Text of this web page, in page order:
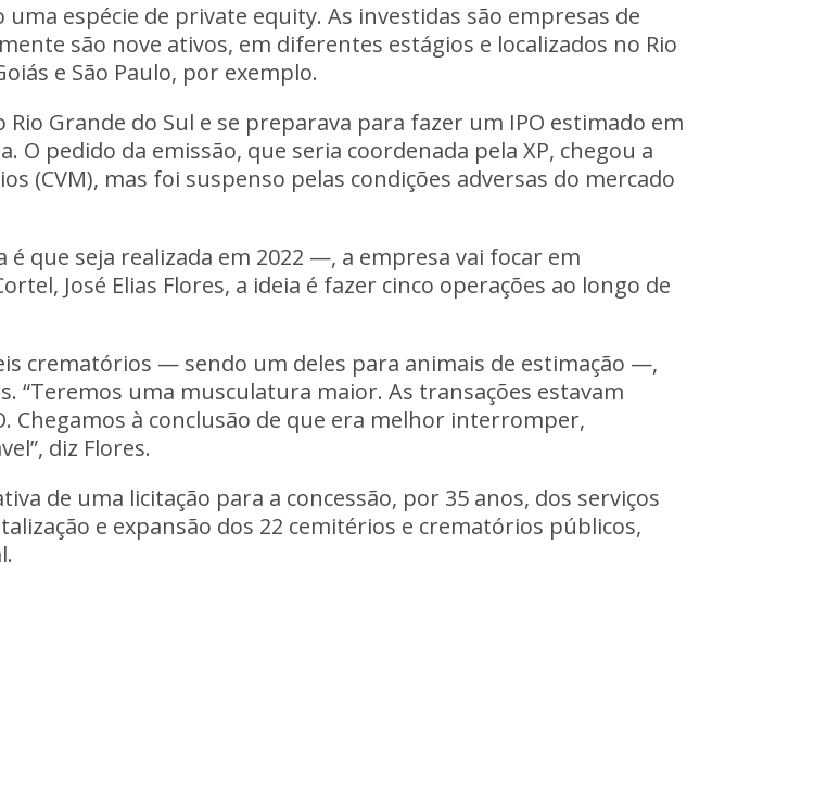
espécie de private equity. As investidas são empresas de
são nove ativos, em diferentes estágios e localizados no Rio
e São Paulo, por exemplo.
Grande do Sul e se preparava para fazer um IPO estimado em
O pedido da emissão, que seria coordenada pela XP, chegou a
(CVM), mas foi suspenso pelas condições adversas do mercado
que seja realizada em 2022 —, a empresa vai focar em
José Elias Flores, a ideia é fazer cinco operações ao longo de
crematórios — sendo um deles para animais de estimação —,
. “Teremos uma musculatura maior. As transações estavam
Chegamos à conclusão de que era melhor interromper,
diz Flores.
de uma licitação para a concessão, por 35 anos, dos serviços
e expansão dos 22 cemitérios e crematórios públicos,
.